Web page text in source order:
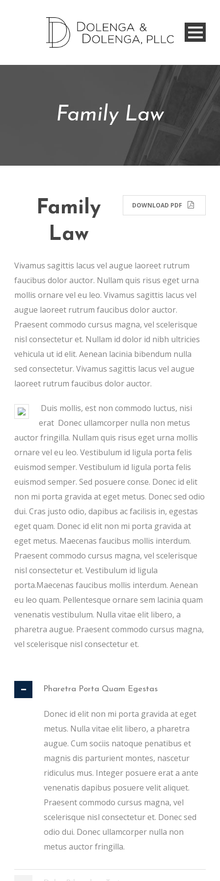
Family Law
DOWNLOAD PDF
Family
Law
Vivamus sagittis lacus vel augue laoreet rutrum
faucibus dolor auctor. Nullam quis risus eget urna
mollis ornare vel eu leo. Vivamus sagittis lacus vel
augue laoreet rutrum faucibus dolor auctor.
Praesent commodo cursus magna, vel scelerisque
nisl consectetur et. Nullam id dolor id nibh ultricies
vehicula ut id elit. Aenean lacinia bibendum nulla
sed consectetur. Vivamus sagittis lacus vel augue
laoreet rutrum faucibus dolor auctor.
Duis mollis, est non commodo luctus, nisi
erat Donec ullamcorper nulla non metus
auctor fringilla. Nullam quis risus eget urna mollis
ornare vel eu leo. Vestibulum id ligula porta felis
euismod semper. Vestibulum id ligula porta felis
euismod semper. Sed posuere conse. Donec id elit
non mi porta gravida at eget metus. Donec sed odio
dui. Cras justo odio, dapibus ac facilisis in, egestas
eget quam. Donec id elit non mi porta gravida at
eget metus. Maecenas faucibus mollis interdum.
Praesent commodo cursus magna, vel scelerisque
nisl consectetur et. Vestibulum id ligula
porta.Maecenas faucibus mollis interdum. Aenean
eu leo quam. Pellentesque ornare sem lacinia quam
venenatis vestibulum. Nulla vitae elit libero, a
pharetra augue. Praesent commodo cursus magna,
vel scelerisque nisl consectetur et.
Pharetra Porta Quam Egestas
Donec id elit non mi porta gravida at eget
metus. Nulla vitae elit libero, a pharetra
augue. Cum sociis natoque penatibus et
magnis dis parturient montes, nascetur
ridiculus mus. Integer posuere erat a ante
venenatis dapibus posuere velit aliquet.
Praesent commodo cursus magna, vel
scelerisque nisl consectetur et. Donec sed
odio dui. Donec ullamcorper nulla non
metus auctor fringilla.